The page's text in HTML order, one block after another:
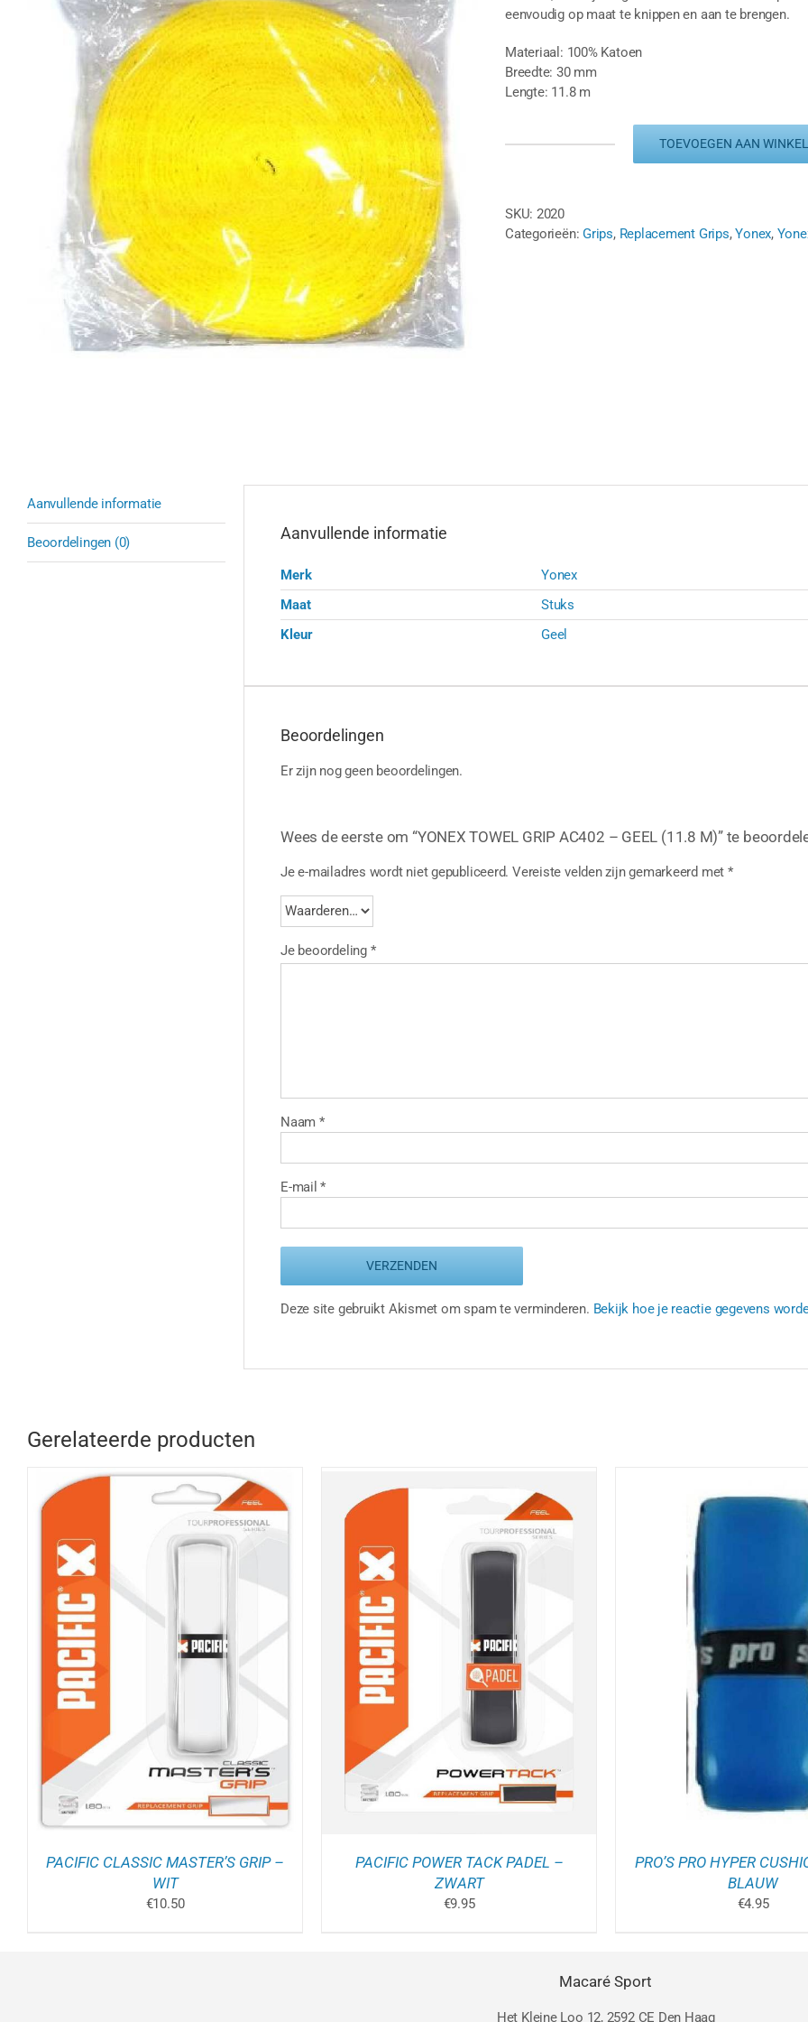
eenvoudig op maat te knippen en aan te brengen.
Materiaal: 100% Katoen
Breedte: 30 mm
Lengte: 11.8 m
AC402
-
TOEVOEGEN AAN
SKU: 2020
Categorieën:Grips, Replacement Grips,Yonex,
Aanvullende informatie
Beoordelingen (0) Aanvullende informatie
Merk
Yonex
Maat
Stuks
Kleur
Geel
Beoordelingen
Er zijn nog geen beoordelingen.
Wees de eerste om “YONEX TOWEL GRIP AC402 – GEEL (11.8 M)” te
Je e-mailadres wordt niet gepubliceerd. Vereiste velden zijn gemarkeerd met *
Je beoordeling *
Naam *
E-mail*
Deze site gebruikt Akismet om spam te verminderen. Bekijk hoe je reactie gegevens
Gerelateerde producten
PACIFIC CLASSIC MASTER’S GRIP –
WIT
€10.50
TOEVOEGEN AAN WINKELWAGEN
DETAILS
PACIFIC POWER TACK PADEL –
ZWART
€9.95
TOEVOEGEN AAN WINKELWAGEN
DETAILS
PRO’S PRO HYPER
BLAUW
€4.95
TOEVOEGEN AAN
DETAILS
Macaré Sport
Het Kleine Loo 12, 2592 CE Den Haag